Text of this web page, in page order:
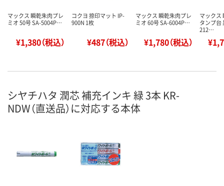
マックス 瞬乾朱肉プレ
ミオ 50号 SA-5004P…
¥1,380（税込）
コクヨ 捺印マット IP-
900N 1枚
¥487（税込）
マックス 瞬乾朱肉プレ
ミオ 60号 SA-6004P…
¥1,780（税込）
マックス
タンプ台
212…
シヤチハタ 潤芯 補充インキ 緑 3本 KR-
NDW（直送品）に対応する本体